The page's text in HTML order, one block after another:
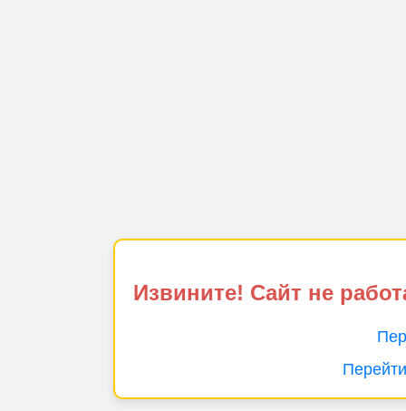
Извините! Сайт не